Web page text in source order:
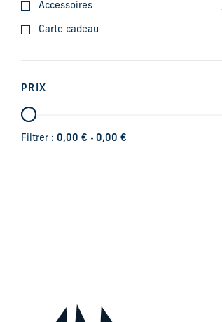
Accessoires
Carte cadeau
PRIX
Filtrer : 0,00 € - 0,00 €